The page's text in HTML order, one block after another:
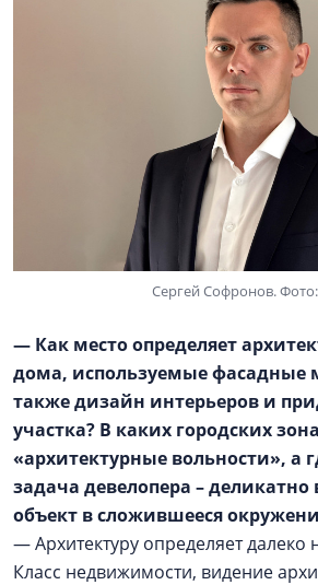
Сергей Софронов.
— Как место определяет
дома, используемые фасадные
также дизайн интерьеров и
участка? В каких городских
«архитектурные вольности», а
задача девелопера –
объект в сложившееся
— Архитектуру определяет далеко
Класс недвижимости, видение